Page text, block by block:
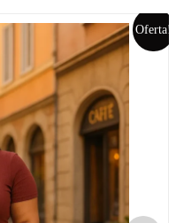
Oferta!